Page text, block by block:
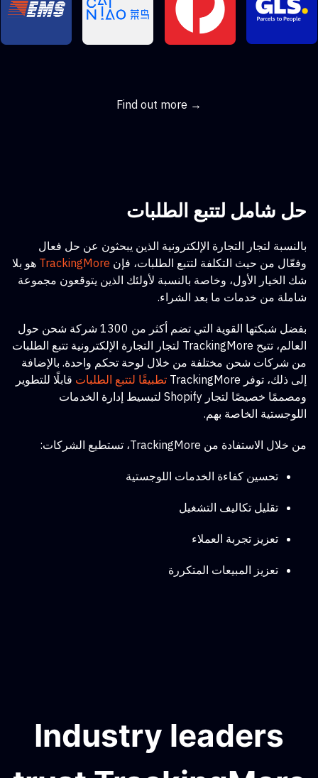
Find out more →
حل شامل لتتبع الطلبات
بالنسبة لتجار التجارة الإلكترونية الذين يبحثون عن حل فعال
وفعّال من حيث التكلفة لتتبع الطلبات، فإن TrackingMore هو بلا
شك الخيار الأول، وخاصة بالنسبة لأولئك الذين يتوقعون مجموعة
شاملة من خدمات ما بعد الشراء.
بفضل شبكتها القوية التي تضم أكثر من 1300 شركة شحن حول
العالم، تتيح TrackingMore لتجار التجارة الإلكترونية تتبع الطلبات
من شركات شحن مختلفة من خلال لوحة تحكم واحدة. بالإضافة
إلى ذلك، توفر TrackingMore
تطبيقًا لتتبع الطلبات قابلًا للتطوير
ومصممًا خصيصًا لتجار Shopify لتبسيط إدارة الخدمات
اللوجستية الخاصة بهم.
من خلال الاستفادة من TrackingMore، تستطيع الشركات:
تحسين كفاءة الخدمات اللوجستية
تقليل تكاليف التشغيل
تعزيز تجربة العملاء
تعزيز المبيعات المتكررة
Industry leaders